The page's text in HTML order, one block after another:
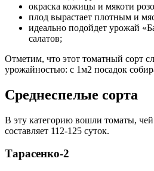
окраска кожицы и мякоти
плод вырастает плотным и
идеально подойдет урожай
салатов;
Отметим, что этот томатный сорт
урожайностью: с 1м2 посадок
Среднеспелые сорта
В эту категорию вошли томаты, чей
составляет 112-125 суток.
Тарасенко-2